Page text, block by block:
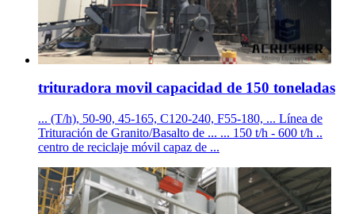
trituradora movil capacidad de 150 toneladas
... (T/h), 50-90, 45-165, C120-240, F55-180, ... Línea de
Trituración de Granito/Basalto de ... ... 150 t/h - 600 t/h ..
centro de reciclaje móvil capaz de ...